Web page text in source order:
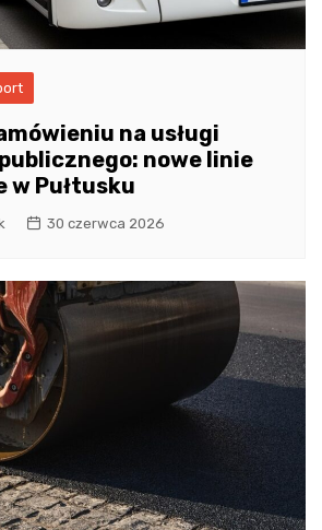
na usługi
nowe linie
w Pułtusku
30 czerwca 2026